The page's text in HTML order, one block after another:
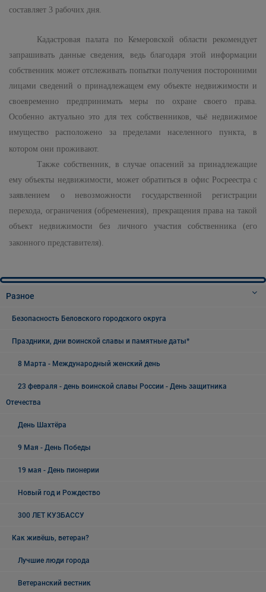
составляет 3 рабочих дня.
Кадастровая палата по Кемеровской области рекомендует
запрашивать данные сведения, ведь благодаря этой информации
собственник может отслеживать попытки получения посторонними
лицами сведений о принадлежащем ему объекте недвижимости и
своевременно предпринимать меры по охране своего права.
Особенно актуально это для тех собственников, чьё недвижимое
имущество расположено за пределами населенного пункта, в
котором они проживают.
Также собственник, в случае опасений за принадлежащие
ему объекты недвижимости, может обратиться в офис Росреестра с
заявлением о невозможности государственной регистрации
перехода, ограничения (обременения), прекращения права на такой
объект недвижимости без личного участия собственника (его
законного представителя).
Разное
Безопасность Беловского городского округа
Праздники, дни воинской славы и памятные даты*
8 Марта - Международный женский день
23 февраля - день воинской славы России - День защитника
Отечества
День Шахтёра
9 Мая - День Победы
19 мая - День пионерии
Новый год и Рождество
300 ЛЕТ КУЗБАССУ
Как живёшь, ветеран?
Лучшие люди города
Ветеранский вестник